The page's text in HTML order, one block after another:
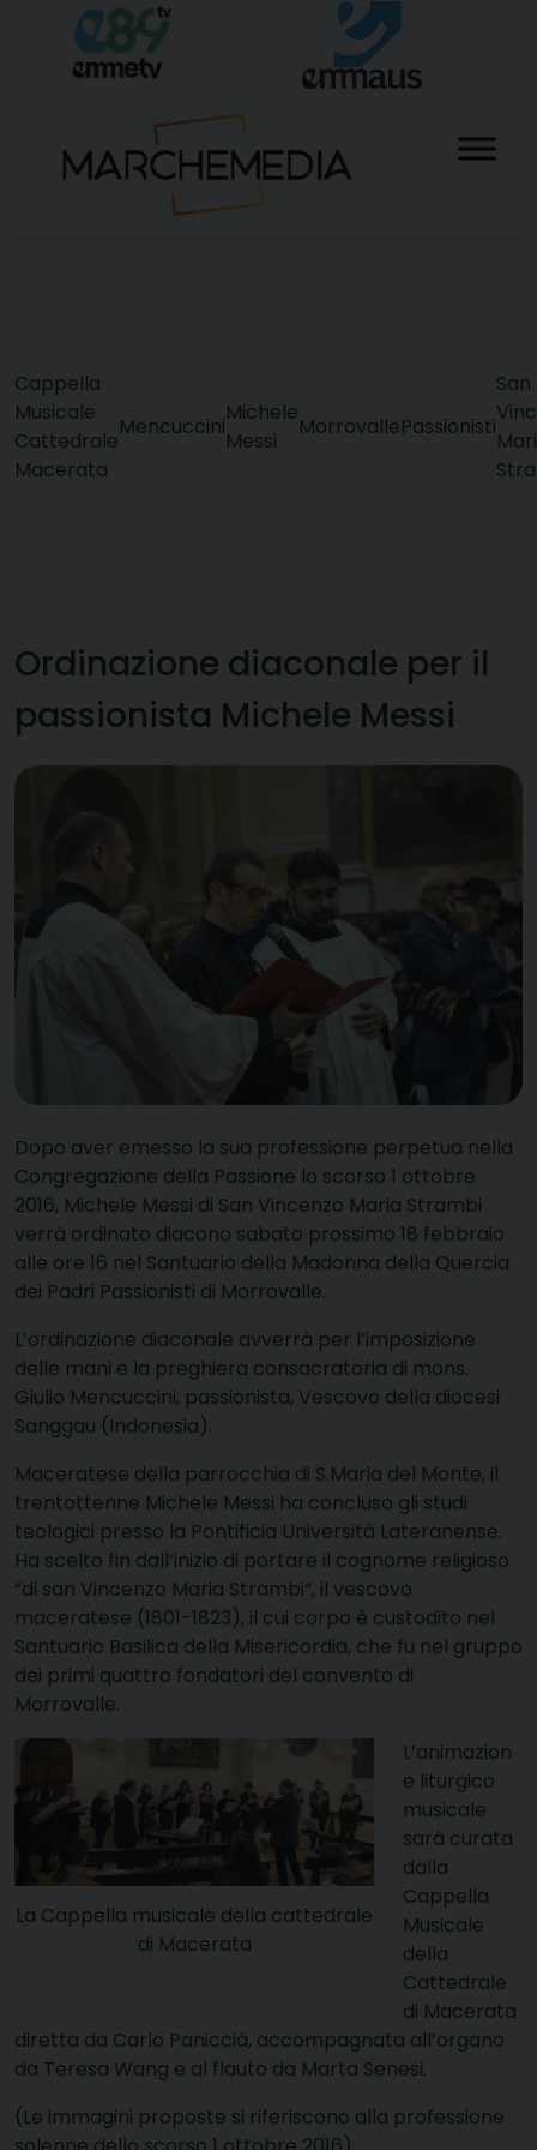
content
Cappella
Musicale
Cattedrale
Macerata
Mencuccini
Michele
Messi
MorrovallePassionisti
San
Ordinazione diaconale per il
passionista Michele Messi
Dopo aver emesso la sua professione perpetua nella
Congregazione della Passione lo scorso 1 ottobre
2016, Michele Messi di San Vincenzo Maria Strambi
verrà ordinato diacono sabato prossimo 18 febbraio
alle ore 16 nel Santuario della Madonna della Quercia
dei Padri Passionisti di Morrovalle.
L’ordinazione diaconale avverrà per l’imposizione
delle mani e la preghiera consacratoria di mons.
Giulio Mencuccini, passionista, Vescovo della diocesi
Sanggau (Indonesia).
Maceratese della parrocchia di S.Maria del Monte, il
trentottenne Michele Messi ha concluso gli studi
teologici presso la Pontificia Università Lateranense.
Ha scelto fin dall’inizio di portare il cognome religioso
“di san Vincenzo Maria Strambi“, il vescovo
maceratese (1801-1823), il cui corpo è custodito nel
Santuario Basilica della Misericordia, che fu nel gruppo
dei primi quattro fondatori del convento di
Morrovalle.
La Cappella musicale della cattedrale
di Macerata
L’animazion
e liturgico
musicale
sarà curata
dalla
Cappella
Musicale
della
Cattedrale
di Macerata
diretta da Carlo Paniccià, accompagnata all’organo
da Teresa Wang e al flauto da Marta Senesi.
(Le immagini proposte si riferiscono alla professione